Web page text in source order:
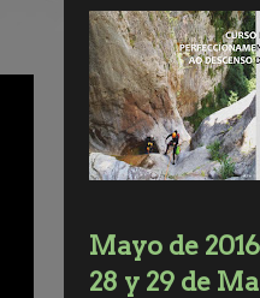
Mayo de 2016
28 y 29 de